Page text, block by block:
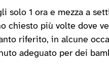
solo 1 ora e mezza a
chiesto più volte dove
riferito, in alcune
adeguato per dei